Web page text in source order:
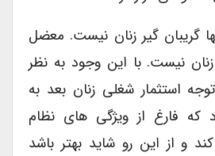
گریبان گیر زنان نیست. معضل
نیست. با این وجود به نظر
استثمار شغلی زنان بعد به
فارغ از ویژگی های نظام
و از این رو شاید بهتر باشد